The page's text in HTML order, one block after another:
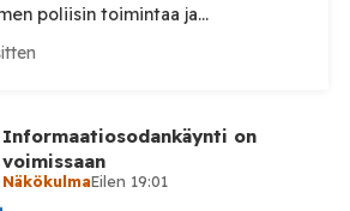
poliisin toimintaa ja
mukaan videot ovat usein
jonka hän kertoo yleistyneen
videot poliisin toiminnasta ja
joissa poliisin voimankäyttöä
Posi TV […]
Informaatiosodankäynti on
voimissaan
NäkökulmaEilen 19:01